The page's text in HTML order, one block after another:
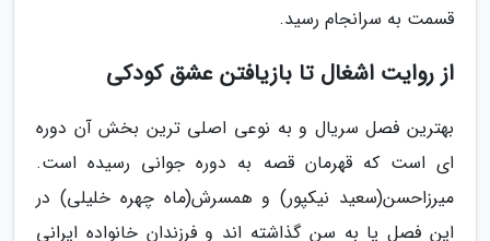
قسمت به سرانجام رسید.
از روایت اشغال تا بازیافتن عشق کودکی
بهترین فصل سریال و به نوعی اصلی ترین بخش آن دوره
ای است که قهرمان قصه به دوره جوانی رسیده است.
میرزاحسن(سعید نیکپور) و همسرش(ماه چهره خلیلی) در
این فصل پا به سن گذاشته اند و فرزندان خانواده ایرانی